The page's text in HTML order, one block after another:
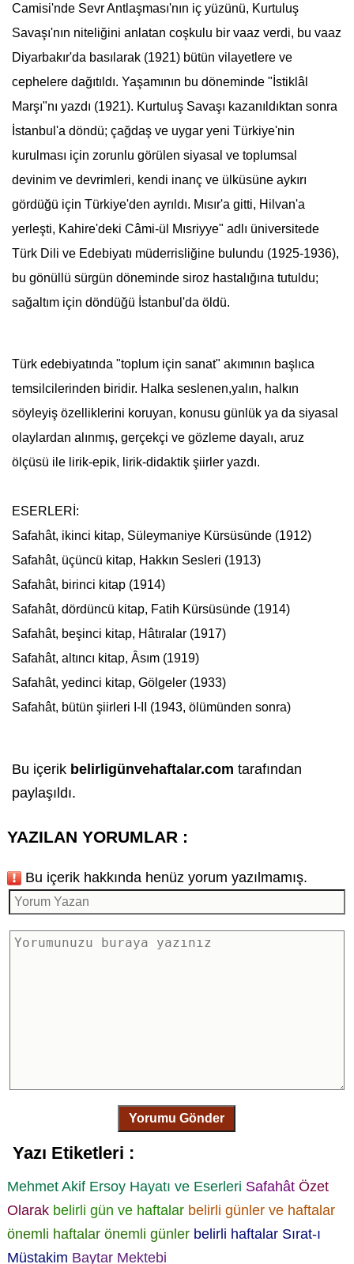
Camisi'nde Sevr Antlaşması'nın iç yüzünü, Kurtuluş
Savaşı'nın niteliğini anlatan coşkulu bir vaaz verdi, bu vaaz
Diyarbakır'da basılarak (1921) bütün vilayetlere ve
cephelere dağıtıldı. Yaşamının bu döneminde "İstiklâl
Marşı"nı yazdı (1921). Kurtuluş Savaşı kazanıldıktan sonra
İstanbul'a döndü; çağdaş ve uygar yeni Türkiye'nin
kurulması için zorunlu görülen siyasal ve toplumsal
devinim ve devrimleri, kendi inanç ve ülküsüne aykırı
gördüğü için Türkiye'den ayrıldı. Mısır'a gitti, Hilvan'a
yerleşti, Kahire'deki Câmi-ül Mısriyye" adlı üniversitede
Türk Dili ve Edebiyatı müderrisliğine bulundu (1925-1936),
bu gönüllü sürgün döneminde siroz hastalığına tutuldu;
sağaltım için döndüğü İstanbul'da öldü.
Türk edebiyatında "toplum için sanat" akımının başlıca
temsilcilerinden biridir. Halka seslenen,yalın, halkın
söyleyiş özelliklerini koruyan, konusu günlük ya da siyasal
olaylardan alınmış, gerçekçi ve gözleme dayalı, aruz
ölçüsü ile lirik-epik, lirik-didaktik şiirler yazdı.
ESERLERİ:
Safahât, ikinci kitap, Süleymaniye Kürsüsünde (1912)
Safahât, üçüncü kitap, Hakkın Sesleri (1913)
Safahât, birinci kitap (1914)
Safahât, dördüncü kitap, Fatih Kürsüsünde (1914)
Safahât, beşinci kitap, Hâtıralar (1917)
Safahât, altıncı kitap, Âsım (1919)
Safahât, yedinci kitap, Gölgeler (1933)
Safahât, bütün şiirleri I-II (1943, ölümünden sonra)
Bu içerik belirligünvehaftalar.com tarafından
paylaşıldı.
YAZILAN YORUMLAR :
Bu içerik hakkında henüz yorum yazılmamış.
Yorumu Gönder
Yazı Etiketleri :
Mehmet Akif Ersoy Hayatı ve Eserleri Safahât Özet
Olarak belirli gün ve haftalar belirli günler ve haftalar
önemli haftalar önemli günler belirli haftalar Sırat-ı
Müstakim Baytar Mektebi